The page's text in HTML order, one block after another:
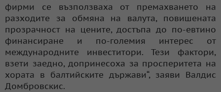
фирми се възползваха от премахването на
разходите за обмяна на валута, повишената
прозрачност на цените, достъпа до по-евтино
финансиране и по-големия интерес от
международните инвеститори. Тези фактори,
взети заедно, допринесоха за просперитета на
хората в балтийските държави“, заяви Валдис
Домбровскис.